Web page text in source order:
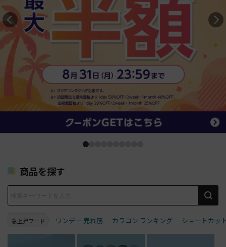
商品を探す
急上昇ワード ワンデー 売れ筋 カラコン ランキング ショートカッ